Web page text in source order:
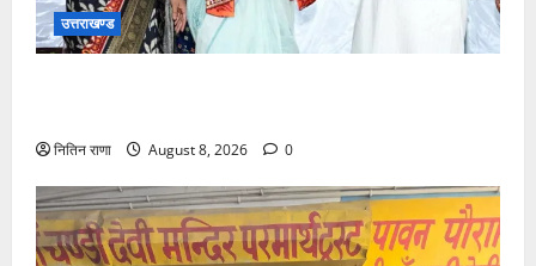
उत्तराखण्ड
नितिन राणा August 8, 2026 0